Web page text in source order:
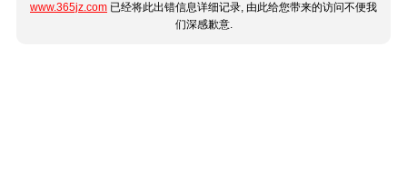
www.365jz.com 已经将此出错信息详细记录, 由此给您带来的访问不便我
们深感歉意.